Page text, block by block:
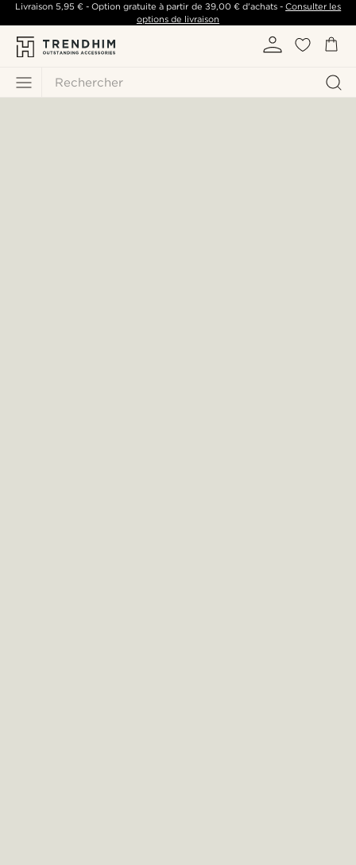
Rechercher
Livraison 5,95 €- Option gratuite à partir de 39,00 €d'achats -Consulter les
options de livraison